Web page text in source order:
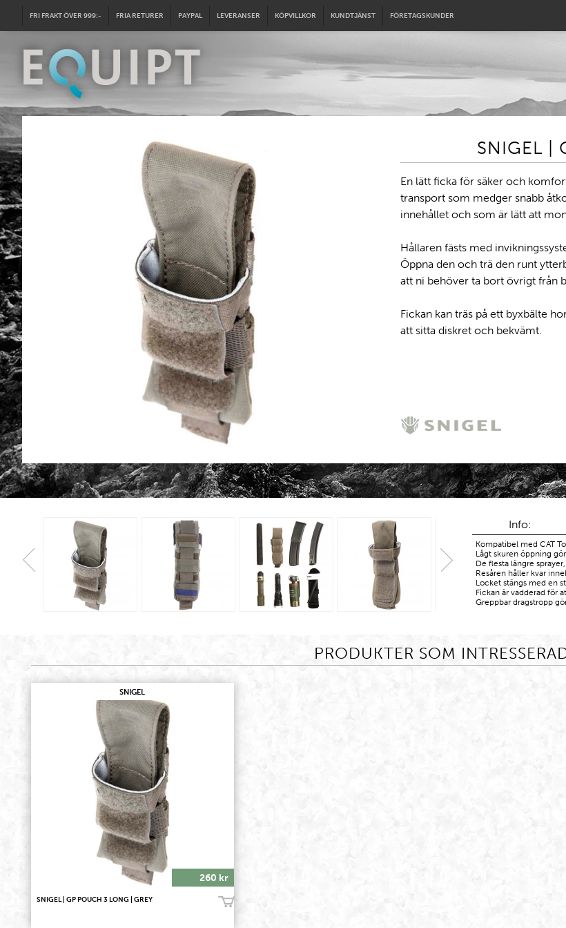
FRI FRAKT ÖVER 999:- FRIA RETURER PAYPAL LEVERANSER KÖPVILLKOR KUNDTJÄNST FÖRETAGSKUNDER
SNIGEL |
En lätt ficka för säker och
transport som medger snabb
innehållet och som är lätt att
Hållaren fästs med
Öppna den och trä den runt
att ni behöver ta bort övrigt från
Fickan kan träs på ett byxbälte
att sitta diskret och bekvämt.
Info:
Kompatibel med CAT
Lågt skuren öppning
De flesta längre
Resåren håller kvar
Locket stängs med en
Fickan är vadderad för
Greppbar dragstropp
PRODUKTER SOM
SNIGEL
260 kr
SNIGEL | GP POUCH 3 LONG | GREY Köp!